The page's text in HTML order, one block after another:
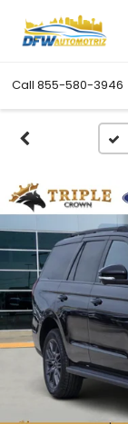
Call 855-580-3946